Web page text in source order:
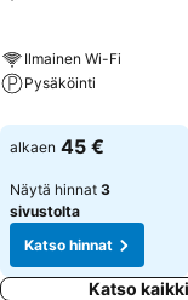
Ilmainen Wi-Fi
Pysäköinti
alkaen 45 €
Näytä hinnat 3
sivustolta
Katso hinnat
Katso